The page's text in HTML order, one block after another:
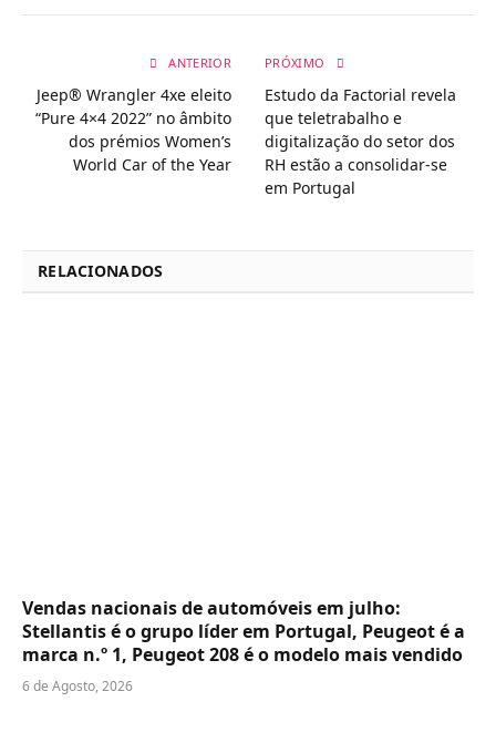
ANTERIOR
Jeep® Wrangler 4xe eleito
“Pure 4×4 2022” no âmbito
dos prémios Women’s
World Car of the Year
PRÓXIMO
Estudo da Factorial revela
que teletrabalho e
digitalização do setor dos
RH estão a consolidar-se
em Portugal
RELACIONADOS
Vendas nacionais de automóveis em julho:
Stellantis é o grupo líder em Portugal, Peugeot é a
marca n.º 1, Peugeot 208 é o modelo mais vendido
6 de Agosto, 2026